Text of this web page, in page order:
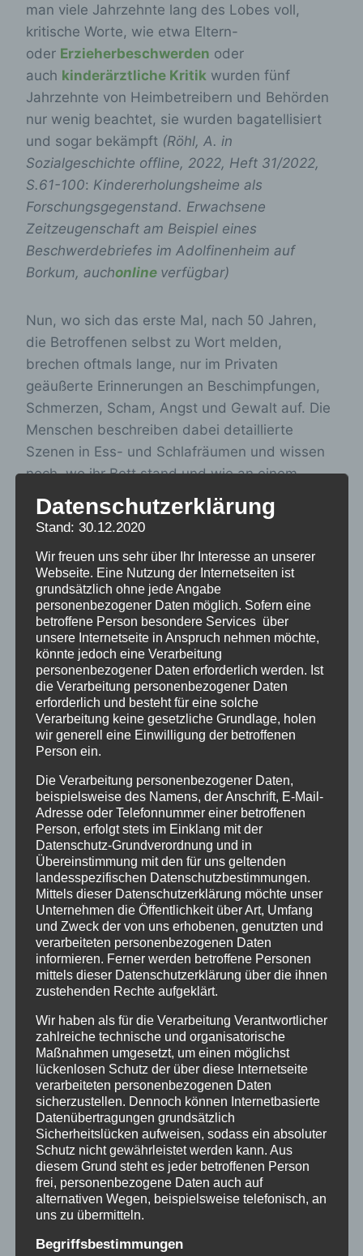
man viele Jahrzehnte lang des Lobes voll,
kritische Worte, wie etwa Eltern-
oder Erzieherbeschwerden oder
auch kinderärztliche Kritik wurden fünf
Jahrzehnte von Heimbetreibern und Behörden
nur wenig beachtet, sie wurden bagatellisiert
und sogar bekämpft (Röhl, A. in
Sozialgeschichte offline, 2022, Heft 31/2022,
S.61-100: Kindererholungsheime als
Forschungsgegenstand. Erwachsene
Zeitzeugenschaft am Beispiel eines
Beschwerdebriefes im Adolfinenheim auf
Borkum, auchonline verfügbar)
Nun, wo sich das erste Mal, nach 50 Jahren,
die Betroffenen selbst zu Wort melden,
brechen oftmals lange, nur im Privaten
geäußerte Erinnerungen an Beschimpfungen,
Schmerzen, Scham, Angst und Gewalt auf. Die
Menschen beschreiben dabei detaillierte
Szenen in Ess- und Schlafräumen und wissen
noch, wo ihr Bett stand und wie an einem
bestimmten Tag das Licht durch die Vorhänge
fiel. Sie beschreiben Gerüche, an den
Farben, gestochen scharfe Filmszenen ihrer
traumatischen Erlebnisse und erleben dabei
erneut tiefe Gefühle von Angst und Bedrohung.
Andere haben schwere Körpersymptome und
Alpträume, die sich durch bestimmte Fakten
auf Verschickungserfahrungen zurückführen
lassen. Sie alle erleben einen ungeheuren
Kräftezuwachs aus dem Gefühl, nicht mehr
allein mit ihrem Leid und nicht schuld daran
gewesen zu sein, sie engagieren sich in
gegenseitigem Austausch, in Beratung,
Vernetzung und Recherche, sie streben an,
mehr über diese Einrichtungen herauszufinden.
Und haben es getan, die ersten Recherchen
und Forschung zu diesem Thema kamen von
Betroffenen.
Niemand sollte das Leid der
Verschickungskinder, was sich seit 2019
zehntausendfach öffentlich geäußert hat,
kleinreden wollen, kein einziger positiver
Bericht sollte denjenigen, die als Kinder in
diesen Einrichtungen gelitten haben, das
Leid absprechen. Alle Menschen, die das
Glück hatten, solches nicht zu erleben,
sollten sich solidarisch zeigen.
Seit 2019 erstmalig tausende von Menschen
ihre traumatischen Erlebnisse öffentlich
gemacht haben, gab es keinen Sturm der
es anders erlebt hatten, stattdessen brach
Datenschutzerklärung
Stand: 30.12.2020
Wir freuen uns sehr über Ihr Interesse an unserer
Webseite. Eine Nutzung der Internetseiten ist
grundsätzlich ohne jede Angabe
personenbezogener Daten möglich. Sofern eine
betroffene Person besondere Services über
unsere Internetseite in Anspruch nehmen möchte,
könnte jedoch eine Verarbeitung
personenbezogener Daten erforderlich werden. Ist
die Verarbeitung personenbezogener Daten
erforderlich und besteht für eine solche
Verarbeitung keine gesetzliche Grundlage, holen
wir generell eine Einwilligung der betroffenen
Person ein.
Die Verarbeitung personenbezogener Daten,
beispielsweise des Namens, der Anschrift, E-Mail-
Adresse oder Telefonnummer einer betroffenen
Person, erfolgt stets im Einklang mit der
Datenschutz-Grundverordnung und in
Übereinstimmung mit den für uns geltenden
landesspezifischen Datenschutzbestimmungen.
Mittels dieser Datenschutzerklärung möchte unser
Unternehmen die Öffentlichkeit über Art, Umfang
und Zweck der von uns erhobenen, genutzten und
verarbeiteten personenbezogenen Daten
informieren. Ferner werden betroffene Personen
mittels dieser Datenschutzerklärung über die ihnen
zustehenden Rechte aufgeklärt.
Wir haben als für die Verarbeitung Verantwortlicher
zahlreiche technische und organisatorische
Maßnahmen umgesetzt, um einen möglichst
lückenlosen Schutz der über diese Internetseite
verarbeiteten personenbezogenen Daten
sicherzustellen. Dennoch können Internetbasierte
Datenübertragungen grundsätzlich
Sicherheitslücken aufweisen, sodass ein absoluter
Schutz nicht gewährleistet werden kann. Aus
diesem Grund steht es jeder betroffenen Person
frei, personenbezogene Daten auch auf
alternativen Wegen, beispielsweise telefonisch, an
uns zu übermitteln.
Begriffsbestimmungen